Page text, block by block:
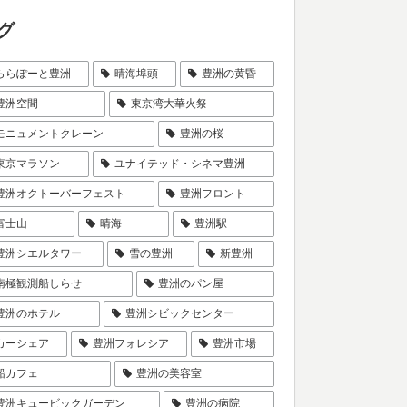
らぽーと豊洲 晴海埠頭 豊洲の黄昏
洲空間 東京湾大華火祭
ニュメントクレーン 豊洲の桜
京マラソン ユナイテッド・シネマ豊洲
洲オクトーバーフェスト 豊洲フロント
士山 晴海 豊洲駅
洲シエルタワー 雪の豊洲 新豊洲
極観測船しらせ 豊洲のパン屋
洲のホテル 豊洲シビックセンター
ーシェア 豊洲フォレシア 豊洲市場
カフェ 豊洲の美容室
洲キュービックガーデン 豊洲の病院